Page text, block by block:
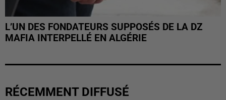
L’UN DES FONDATEURS SUPPOSÉS DE LA DZ
MAFIA INTERPELLÉ EN ALGÉRIE
RÉCEMMENT DIFFUSÉ